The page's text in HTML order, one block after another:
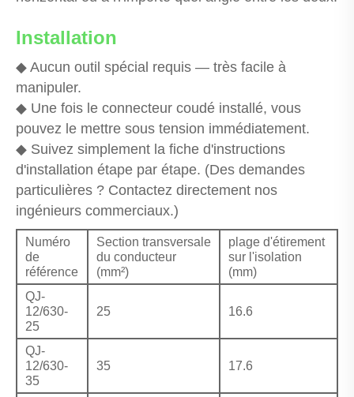
Installation
◆ Aucun outil spécial requis — très facile à
manipuler.
◆ Une fois le connecteur coudé installé, vous
pouvez le mettre sous tension immédiatement.
◆ Suivez simplement la fiche d'instructions
d'installation étape par étape. (Des demandes
particulières ? Contactez directement nos
ingénieurs commerciaux.)
Numéro
de
référence
Section transversale
du conducteur
(mm²)
plage d'étirement
sur l'isolation
(mm)
QJ-
12/630-
25
25 16.6
QJ-
12/630-
35
35 17.6